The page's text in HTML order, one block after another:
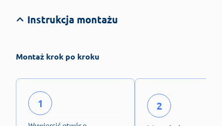
Instrukcja montażu
Montaż krok po kroku
1 2